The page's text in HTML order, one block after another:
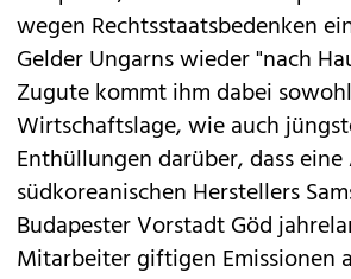
wegen Rechtsstaatsbedenken
Gelder Ungarns wieder "nach
Zugute kommt ihm dabei
Wirtschaftslage, wie auch
Enthüllungen darüber, dass
südkoreanischen Herstellers
Budapester Vorstadt Göd
Mitarbeiter giftigen Emissionen